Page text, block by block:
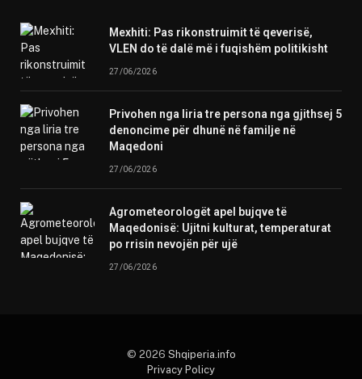
Mexhiti: Pas rikonstruimit të qeverisë,
VLEN do të dalë më i fuqishëm politikisht
27/06/2026
Privohen nga liria tre persona nga gjithsej 5
denoncime për dhunë në familje në
Maqedoni
27/06/2026
Agrometeorologët apel bujqve të
Maqedonisë: Ujitni kulturat, temperaturat
po rrisin nevojën për ujë
27/06/2026
© 2026 Shqiperia.info
Privacy Policy